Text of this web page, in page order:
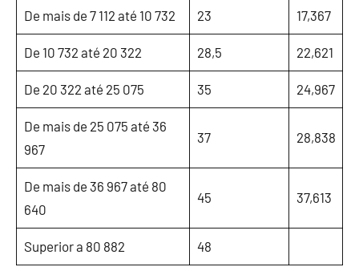
De mais de 7 112 até 10 732 23 17,367
De 10 732 até 20 322 28,5 22,621
De 20 322 até 25 075 35 24,967
De mais de 25 075 até 36
967
37 28,838
De mais de 36 967 até 80
640
45 37,613
Superior a 80 882 48